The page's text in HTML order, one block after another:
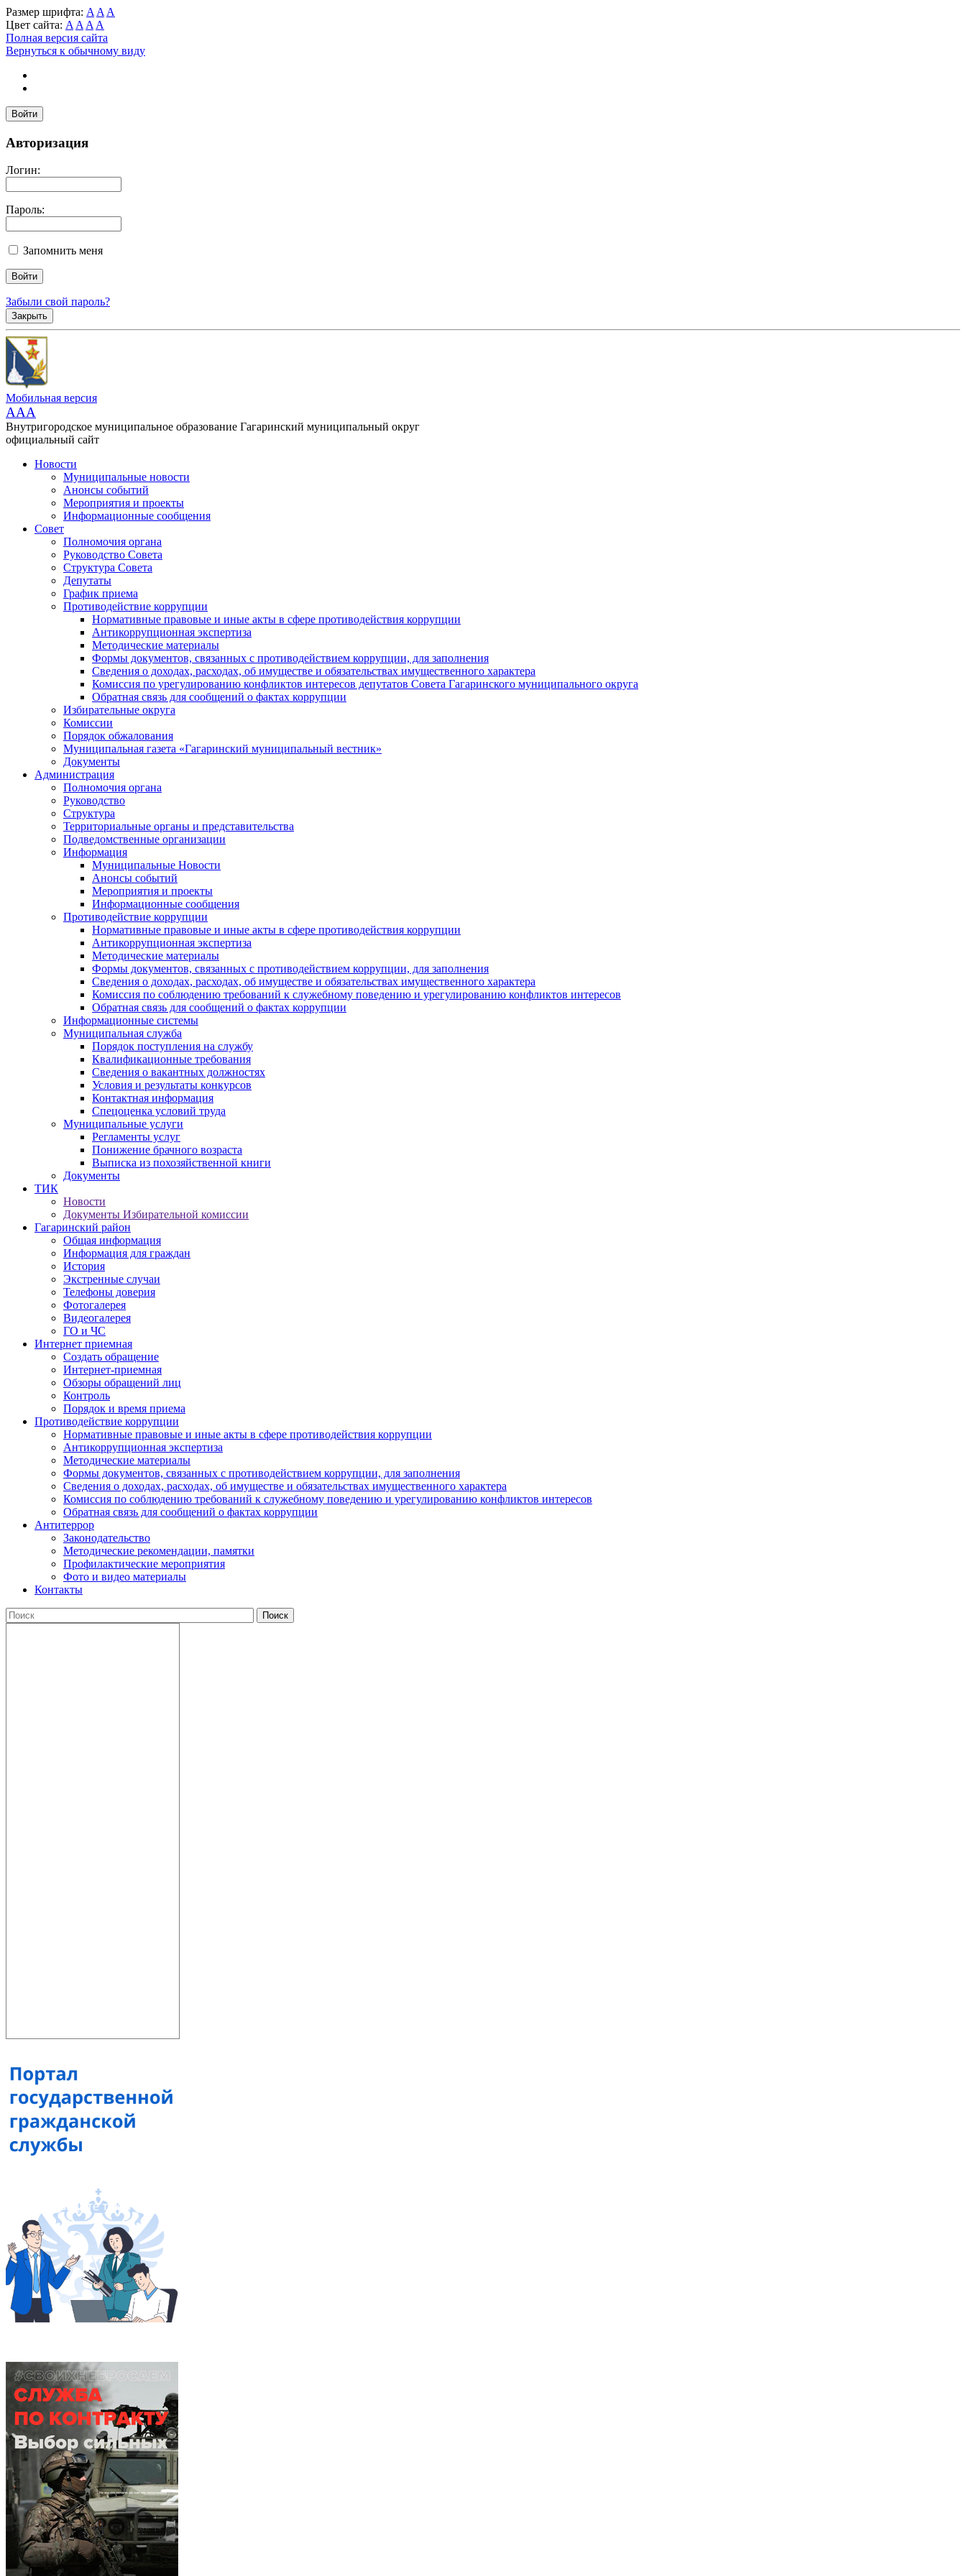
Размер шрифта: A A A
Цвет сайта: A A A A
Полная версия сайта
Вернуться к обычному виду
Войти
Авторизация
Логин:
Пароль:
Запомнить меня
Забыли свой пароль?
Закрыть
Мобильная версия
AAA
Внутригородское муниципальное образование Гагаринский муниципальный округ
официальный сайт
Новости
Муниципальные новости
Анонсы событий
Мероприятия и проекты
Информационные сообщения
Совет
Полномочия органа
Руководство Совета
Структура Совета
Депутаты
График приема
Противодействие коррупции
Нормативные правовые и иные акты в сфере противодействия коррупции
Антикоррупционная экспертиза
Методические материалы
Формы документов, связанных с противодействием коррупции, для заполнения
Сведения о доходах, расходах, об имуществе и обязательствах имущественного характера
Комиссия по урегулированию конфликтов интересов депутатов Совета Гагаринского муниципального округа
Обратная связь для сообщений о фактах коррупции
Избирательные округа
Комиссии
Порядок обжалования
Муниципальная газета «Гагаринский муниципальный вестник»
Документы
Администрация
Полномочия органа
Руководство
Структура
Территориальные органы и представительства
Подведомственные организации
Информация
Муниципальные Новости
Анонсы событий
Мероприятия и проекты
Информационные сообщения
Противодействие коррупции
Нормативные правовые и иные акты в сфере противодействия коррупции
Антикоррупционная экспертиза
Методические материалы
Формы документов, связанных с противодействием коррупции, для заполнения
Сведения о доходах, расходах, об имуществе и обязательствах имущественного характера
Комиссия по соблюдению требований к служебному поведению и урегулированию конфликтов интересов
Обратная связь для сообщений о фактах коррупции
Информационные системы
Муниципальная служба
Порядок поступления на службу
Квалификационные требования
Сведения о вакантных должностях
Условия и результаты конкурсов
Контактная информация
Спецоценка условий труда
Муниципальные услуги
Регламенты услуг
Понижение брачного возраста
Выписка из похозяйственной книги
Документы
ТИК
Новости
Документы Избирательной комиссии
Гагаринский район
Общая информация
Информация для граждан
История
Экстренные случаи
Телефоны доверия
Фотогалерея
Видеогалерея
ГО и ЧС
Интернет приемная
Создать обращение
Интернет-приемная
Обзоры обращений лиц
Контроль
Порядок и время приема
Противодействие коррупции
Нормативные правовые и иные акты в сфере противодействия коррупции
Антикоррупционная экспертиза
Методические материалы
Формы документов, связанных с противодействием коррупции, для заполнения
Сведения о доходах, расходах, об имуществе и обязательствах имущественного характера
Комиссия по соблюдению требований к служебному поведению и урегулированию конфликтов интересов
Обратная связь для сообщений о фактах коррупции
Антитеррор
Законодательство
Методические рекомендации, памятки
Профилактические мероприятия
Фото и видео материалы
Контакты